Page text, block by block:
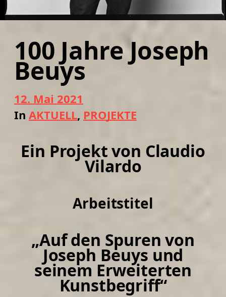
100 Jahre Joseph
Beuys
B
e
i
12. Mai 2021
In AKTUELL, PROJEKTE
Ein Projekt von Claudio
Vilardo
Arbeitstitel
„Auf den Spuren von
Joseph Beuys und
seinem Erweiterten
Kunstbegriff“